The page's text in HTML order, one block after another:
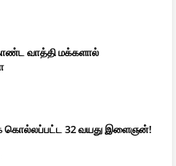
வாத்தி மக்களால்
கொல்லப்பட்ட 32 வயது இளைஞன்!